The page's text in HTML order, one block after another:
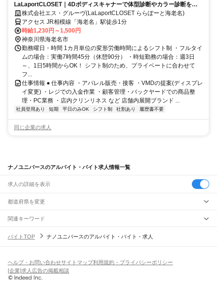
LaLaportCLOSET｜4Dボディスキャナーで体型診断やカラー診断を行
う店舗のスタイリスト募集！
株式会社エス・グルーヴ(LaLaportCLOSET ららぽーと海老名)
アクセス JR相模線「海老名」駅徒歩1分
時給1,230円～1,500円
神奈川県海老名市
勤務曜日・時間 1カ月単位の変形労働時間によるシフト制 ・フルタイ
ムの場合：実働7時間45分（休憩90分） ・時短勤務の場合：週3日
～、1日5時間からOK！ シフト制のため、プライベートに合わせて
フ...
仕事情報 ● 仕事内容 ・アパレル販売・接客 ・VMDの提案(ディスプレ
イ変更) ・レジでの入金作業 ・顧客管理・バックヤードでの商品整
理・PC業務 ・店内クリンリネス など 店舗内展開ブランド ...
社員登用あり 短期 平日のみOK シフト制 社割あり 履歴書不要
同じ企業の求人
ナノユニバースのアルバイト・バイト求人情報一覧
求人の詳細を表示
都道府県を変更
関連キーワード
株式会社ナノ株式会社ユニバース
バイトTOP ナノユニバースのアルバイト・バイト・求人
ヘルプ・お問い合わせサイトマップ利用規約・プライバシーポリシー
[企業]求人広告の掲載相談